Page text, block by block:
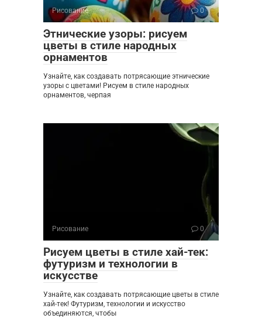
Рисование 0
Этнические узоры: рисуем
цветы в стиле народных
орнаментов
Узнайте, как создавать потрясающие этнические
узоры с цветами! Рисуем в стиле народных
орнаментов, черпая
Рисование 0
Рисуем цветы в стиле хай-тек:
футуризм и технологии в
искусстве
Узнайте, как создавать потрясающие цветы в стиле
хай-тек! Футуризм, технологии и искусство
объединяются, чтобы